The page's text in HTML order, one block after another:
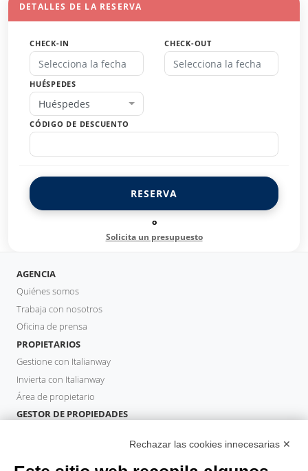
DETALLES DE LA RESERVA
CHECK-IN CHECK-OUT
HUÉSPEDES
Huéspedes
CÓDIGO DE DESCUENTO
RESERVA
o
Solicita un presupuesto
AGENCIA
Quiénes somos
Trabaja con nosotros
Oficina de prensa
PROPIETARIOS
Gestione con Italianway
Invierta con Italianway
Área de propietario
GESTOR DE PROPIEDADES
HUÉSPEDES
Rechazar las cookies innecesarias ✕